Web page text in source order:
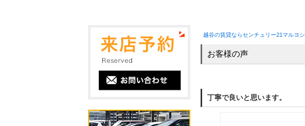
越谷の賃貸ならセンチュリー21マルヨシ
お客様の声
丁寧で良いと思います。